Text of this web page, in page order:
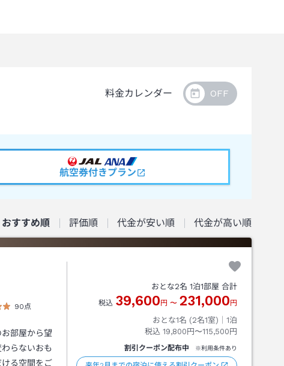
料金カレンダー
航空券付きプラン
おすすめ順 評価順 代金が安い順 代金が高い順
90点
部屋から望
らないおも
る空間をご
おとな2名 1泊1部屋 合計
税込 39,600 円 〜 231,000 円
おとな1名 (2名1室)｜ 1泊
税込 19,800円〜115,500円
割引クーポン配布中 ※利用条件あり